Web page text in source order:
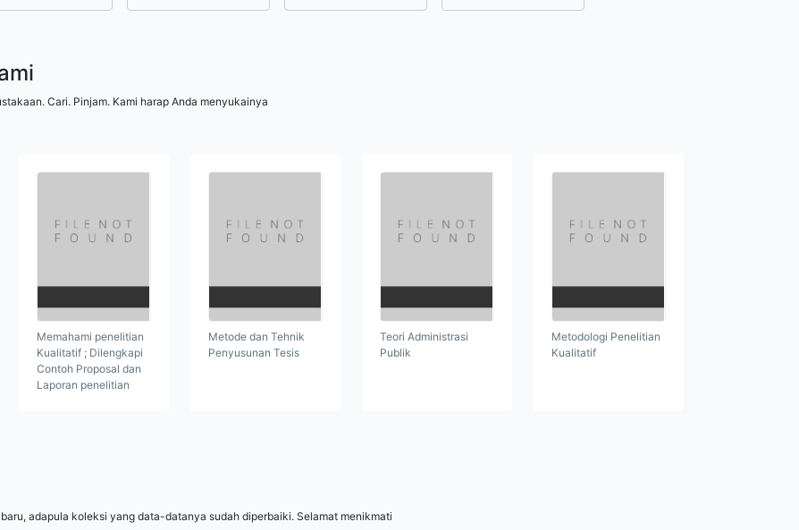
Cari. Pinjam. Kami harap Anda menyukainya
Memahami penelitian
Kualitatif ; Dilengkapi
Contoh Proposal dan
Laporan penelitian
Metode dan Tehnik
Penyusunan Tesis
Teori Administrasi
Publik
Metodologi Penelitian
Kualitatif
adapula koleksi yang data-datanya sudah diperbaiki. Selamat menikmati